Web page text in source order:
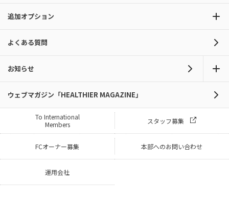
追加オプション
よくある質問
お知らせ
ウェブマガジン「HEALTHIER MAGAZINE」
To International
Members
スタッフ募集
FCオーナー募集 本部へのお問い合わせ
運用会社